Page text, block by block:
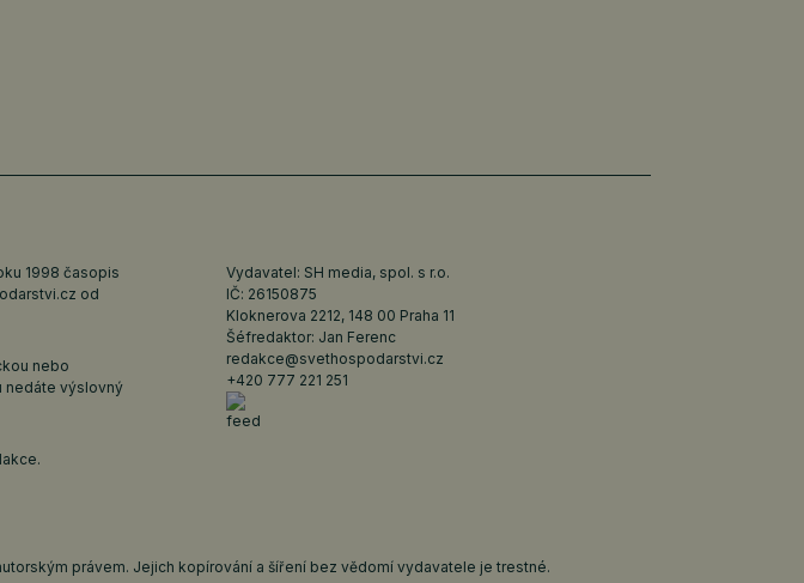
1998 časopis
od
nebo
nedáte výslovný
Vydavatel: SH media, spol. s r.o.
IČ: 26150875
Kloknerova 2212, 148 00 Praha 11
Šéfredaktor: Jan Ferenc
redakce@svethospodarstvi.cz
+420 777 221 251
právem. Jejich kopírování a šíření bez vědomí vydavatele je trestné.